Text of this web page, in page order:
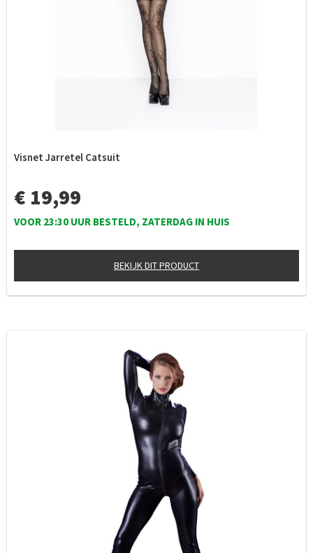
Visnet Jarretel Catsuit
€ 19,99
VOOR 23:30 UUR BESTELD, ZATERDAG IN HUIS
BEKIJK DIT PRODUCT